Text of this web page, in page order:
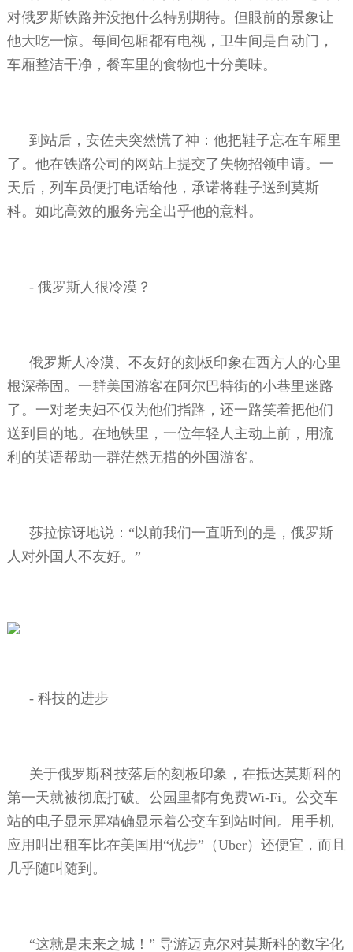
对俄罗斯铁路并没抱什么特别期待。但眼前的景象让
他大吃一惊。每间包厢都有电视，卫生间是自动门，
车厢整洁干净，餐车里的食物也十分美味。
到站后，安佐夫突然慌了神：他把鞋子忘在车厢里
了。他在铁路公司的网站上提交了失物招领申请。一
天后，列车员便打电话给他，承诺将鞋子送到莫斯
科。如此高效的服务完全出乎他的意料。
- 俄罗斯人很冷漠？
俄罗斯人冷漠、不友好的刻板印象在西方人的心里
根深蒂固。一群美国游客在阿尔巴特街的小巷里迷路
了。一对老夫妇不仅为他们指路，还一路笑着把他们
送到目的地。在地铁里，一位年轻人主动上前，用流
利的英语帮助一群茫然无措的外国游客。
莎拉惊讶地说：“以前我们一直听到的是，俄罗斯
人对外国人不友好。”
- 科技的进步
关于俄罗斯科技落后的刻板印象，在抵达莫斯科的
第一天就被彻底打破。公园里都有免费Wi-Fi。公交车
站的电子显示屏精确显示着公交车到站时间。用手机
应用叫出租车比在美国用“优步”（Uber）还便宜，而且
几乎随叫随到。
“这就是未来之城！” 导游迈克尔对莫斯科的数字化